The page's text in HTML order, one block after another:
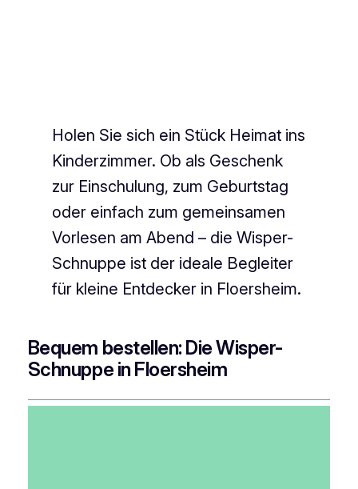
Holen Sie sich ein Stück Heimat ins
Kinderzimmer. Ob als Geschenk
zur Einschulung, zum Geburtstag
oder einfach zum gemeinsamen
Vorlesen am Abend – die Wisper-
Schnuppe ist der ideale Begleiter
für kleine Entdecker in Floersheim.
Bequem bestellen: Die Wisper-
Schnuppe in Floersheim